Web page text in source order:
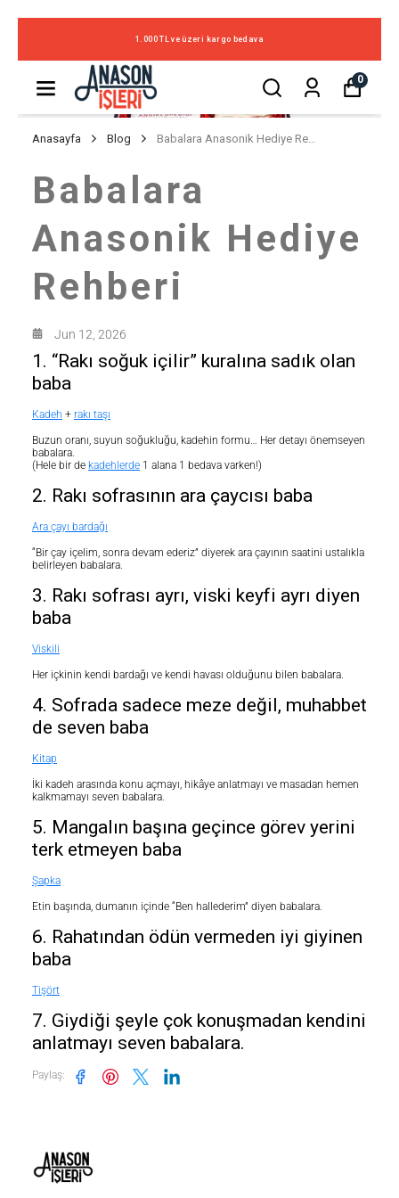
1.000 TL ve üzeri kargo bedava
0
Anasayfa Blog Babalara Anasonik Hediye Rehberi
Babalara
Anasonik Hediye
Rehberi
Jun 12, 2026
1. “Rakı soğuk içilir” kuralına sadık olan
baba
Kadeh + rakı taşı
Buzun oranı, suyun soğukluğu, kadehin formu… Her detayı önemseyen
babalara.
(Hele bir de kadehlerde 1 alana 1 bedava varken!)
2. Rakı sofrasının ara çaycısı baba
Ara çayı bardağı
“Bir çay içelim, sonra devam ederiz” diyerek ara çayının saatini ustalıkla
belirleyen babalara.
3. Rakı sofrası ayrı, viski keyfi ayrı diyen
baba
Viskili
Her içkinin kendi bardağı ve kendi havası olduğunu bilen babalara.
4. Sofrada sadece meze değil, muhabbet
de seven baba
Kitap
İki kadeh arasında konu açmayı, hikâye anlatmayı ve masadan hemen
kalkmamayı seven babalara.
5. Mangalın başına geçince görev yerini
terk etmeyen baba
Şapka
Etin başında, dumanın içinde “Ben hallederim” diyen babalara.
6. Rahatından ödün vermeden iyi giyinen
baba
Tişört
7. Giydiği şeyle çok konuşmadan kendini
anlatmayı seven babalara.
Paylaş: